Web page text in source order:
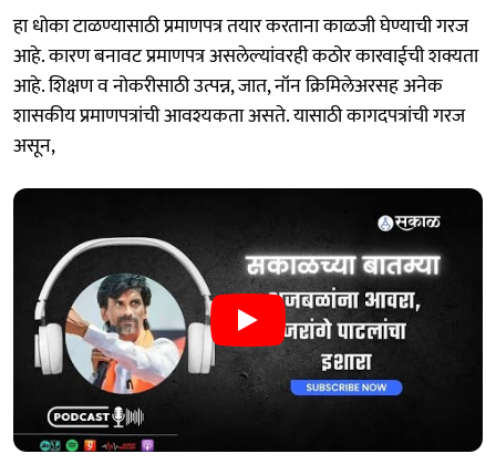
हा धोका टाळण्यासाठी प्रमाणपत्र तयार करताना काळजी घेण्याची गरज
आहे. कारण बनावट प्रमाणपत्र असलेल्यांवरही कठोर कारवाईची शक्यता
आहे. शिक्षण व नोकरीसाठी उत्पन्न, जात, नॉन क्रिमिलेअरसह अनेक
शासकीय प्रमाणपत्रांची आवश्यकता असते. यासाठी कागदपत्रांची गरज
असून,